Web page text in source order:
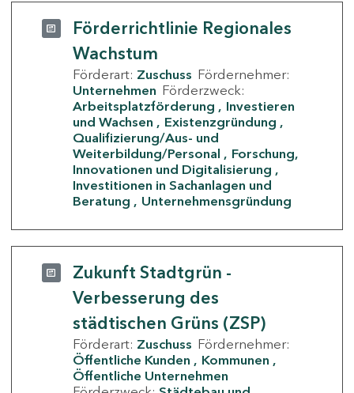
Förderrichtlinie Regionales
Wachstum
Förderart: Zuschuss Fördernehmer:
Unternehmen Förderzweck:
Arbeitsplatzförderung
Investieren
und Wachsen
Existenzgründung
Qualifizierung/Aus- und
Weiterbildung/Personal
Forschung,
Innovationen und Digitalisierung
Investitionen in Sachanlagen und
Beratung
Unternehmensgründung
Zukunft Stadtgrün -
Verbesserung des
städtischen Grüns (ZSP)
Förderart: Zuschuss Fördernehmer:
Öffentliche Kunden
Kommunen
Öffentliche Unternehmen